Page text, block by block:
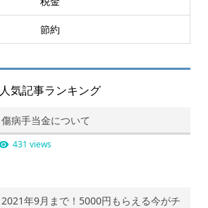
節約
人気記事ランキング
傷病手当金について
431 views
2021年9月まで！5000円もらえる今がチ